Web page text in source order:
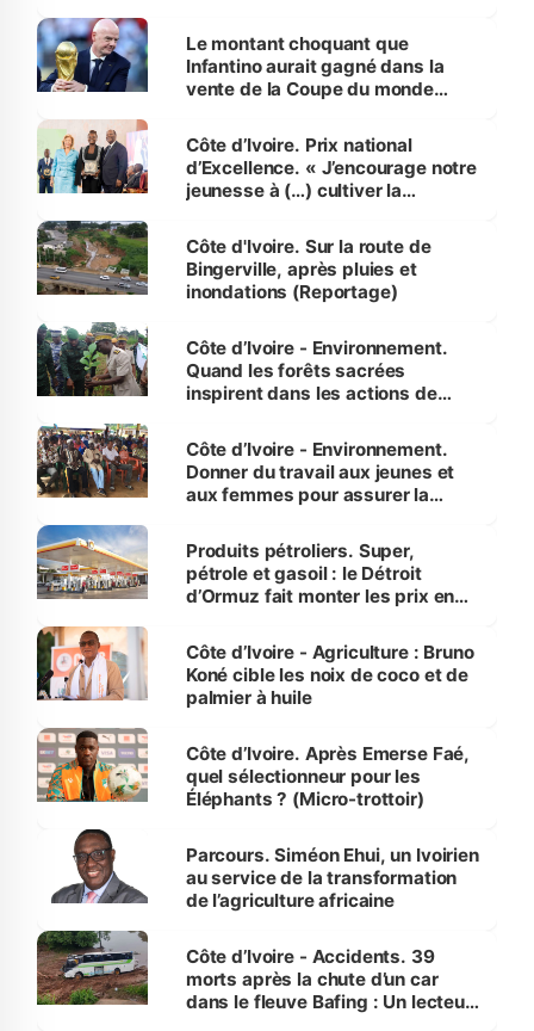
Le montant choquant que
Infantino aurait gagné dans la
vente de la Coupe du monde
Côte d’Ivoire. Prix national
d’Excellence. « J’encourage notre
jeunesse à (…) cultiver la
(Alassane Ouattara
Côte d'Ivoire. Sur la route de
Bingerville, après pluies et
inondations (Reportage)
Côte d’Ivoire - Environnement.
Quand les forêts sacrées
inspirent dans les actions de
Côte d’Ivoire - Environnement.
Donner du travail aux jeunes et
aux femmes pour assurer la
menacées
Produits pétroliers. Super,
pétrole et gasoil : le Détroit
d’Ormuz fait monter les prix en
Côte d’Ivoire - Agriculture : Bruno
Koné cible les noix de coco et de
palmier à huile
Côte d’Ivoire. Après Emerse Faé,
quel sélectionneur pour les
Éléphants ? (Micro-trottoir)
Parcours. Siméon Ehui, un Ivoirien
au service de la transformation
de l’agriculture africaine
Côte d’Ivoire - Accidents. 39
morts après la chute d’un car
dans le fleuve Bafing : Un lecteur